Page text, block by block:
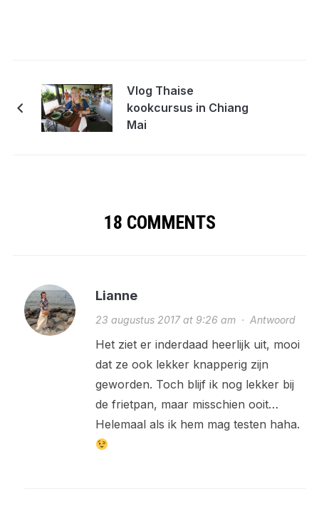
Vlog Thaise
kookcursus in Chiang
Mai
18 COMMENTS
Lianne
23 augustus 2017 at 9:26 am· Antwoord
Het ziet er inderdaad heerlijk uit, mooi
dat ze ook lekker knapperig zijn
geworden. Toch blijf ik nog lekker bij
de frietpan, maar misschien ooit…
Helemaal als ik hem mag testen haha.